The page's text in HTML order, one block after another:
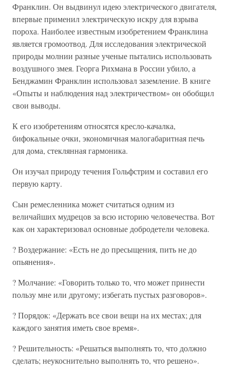
Франклин. Он выдвинул идею электрического двигателя,
впервые применил электрическую искру для взрыва
пороха. Наиболее известным изобретением Франклина
является громоотвод. Для исследования электрической
природы молнии разные ученые пытались использовать
воздушного змея. Георга Рихмана в России убило, а
Бенджамин Франклин использовал заземление. В книге
«Опыты и наблюдения над электричеством» он обобщил
свои выводы.
К его изобретениям относятся кресло-качалка,
бифокальные очки, экономичная малогабаритная печь
для дома, стеклянная гармоника.
Он изучал природу течения Гольфстрим и составил его
первую карту.
Сын ремесленника может считаться одним из
величайших мудрецов за всю историю человечества. Вот
как он характеризовал основные добродетели человека.
? Воздержание: «Есть не до пресыщения, пить не до
опьянения».
? Молчание: «Говорить только то, что может принести
пользу мне или другому; избегать пустых разговоров».
? Порядок: «Держать все свои вещи на их местах; для
каждого занятия иметь свое время».
? Решительность: «Решаться выполнять то, что должно
сделать; неукоснительно выполнять то, что решено».